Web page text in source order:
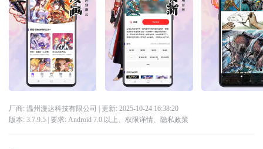
厂商: 温州漫达科技有限公司 | 更新: 2025-10-24 16:38:20
版本: 3.7.9.5| 要求: Android 7.0 以上、 权限详情、 隐私政策